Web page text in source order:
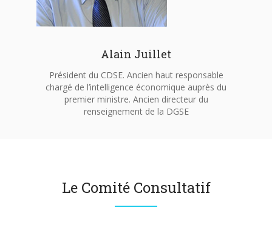
Alain Juillet
Président du CDSE. Ancien haut responsable
chargé de l’intelligence économique auprès du
premier ministre. Ancien directeur du
renseignement de la DGSE
Le Comité Consultatif